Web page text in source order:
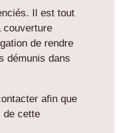
Il est tout
couverture
de rendre
démunis dans
afin que
de cette